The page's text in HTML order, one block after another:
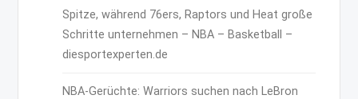
Spitze, während 76ers, Raptors und Heat große
Schritte unternehmen – NBA – Basketball –
diesportexperten.de
NBA-Gerüchte: Warriors suchen nach LeBron